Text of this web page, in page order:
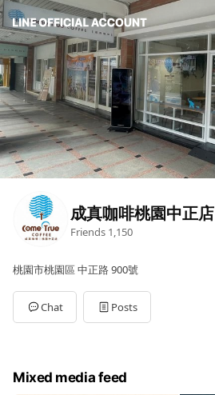
成真咖啡桃園中正店
Friends 1,150
桃園市桃園區 中正路 900號
Chat Posts
Mixed media feed